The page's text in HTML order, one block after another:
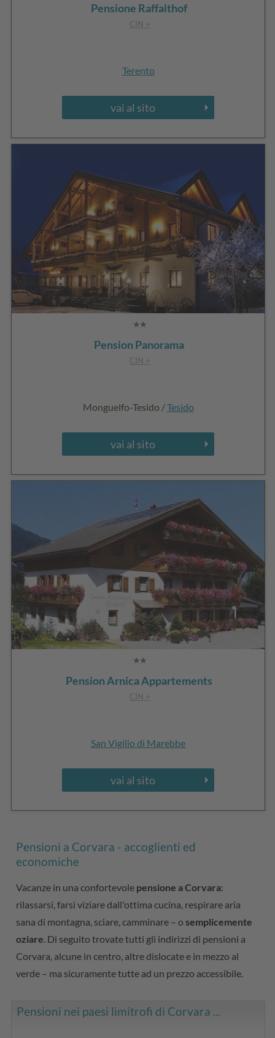
Pensione Raffalthof
CIN +
Terento
vai al sito
Pension Panorama
CIN +
Monguelfo-Tesido /Tesido
vai al sito
Pension Arnica Appartements
CIN +
San Vigilio di Marebbe
vai al sito
Pensioni a Corvara - accoglienti ed
economiche
Vacanze in una confortevole pensione a Corvara:
rilassarsi, farsi viziare dall'ottima cucina, respirare aria
sana di montagna, sciare, camminare – osemplicemente
oziare . Di seguito trovate tutti gli indirizzi di pensioni a
Corvara, alcune in centro, altre dislocate e in mezzo al
verde – ma sicuramente tutte ad un prezzo accessibile.
Pensioni nei paesi limitrofi di Corvara ...